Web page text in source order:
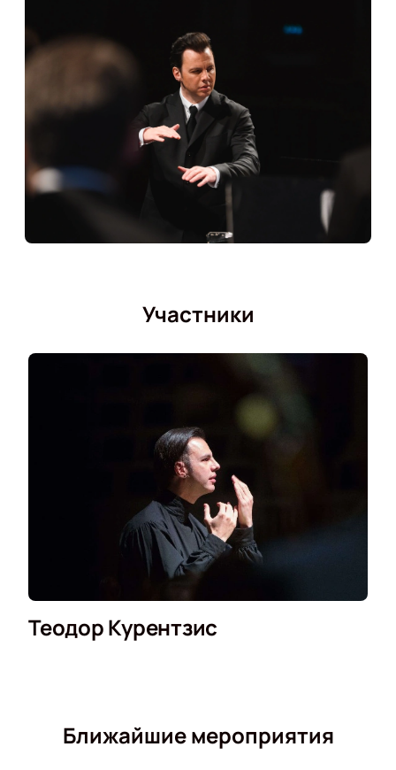
различные категории места.
Как купить билеты на концерт Теодора
Курентзиса «Брамс, Куртаг» онлайн
На нашем сайте доступна покупка билетов
мероприятие онлайн. Это займет всего несколько
минут. Вы сможете заказать билеты, выбрать
наиболее удобные места и произвести оплату.
После оплаты электронный билет будет отправлен
на вашу электронную почту. Мы предоставляем
Участники
Теодор Курентзис
Ближайшие мероприятия